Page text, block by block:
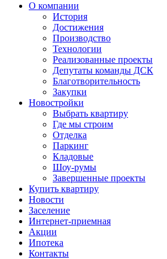
О компании
История
Достижения
Производство
Технологии
Реализованные проекты
Депутаты команды ДСК
Благотворительность
Закупки
Новостройки
Выбрать квартиру
Где мы строим
Отделка
Паркинг
Кладовые
Шоу-румы
Завершенные проекты
Купить квартиру
Новости
Заселение
Интернет-приемная
Акции
Ипотека
Контакты